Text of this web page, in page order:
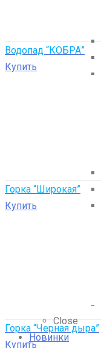
Close
Новинки
Водопад “КОБРА”
Купить
Горка “Широкая”
Купить
Горка “Черная дыра”
Купить